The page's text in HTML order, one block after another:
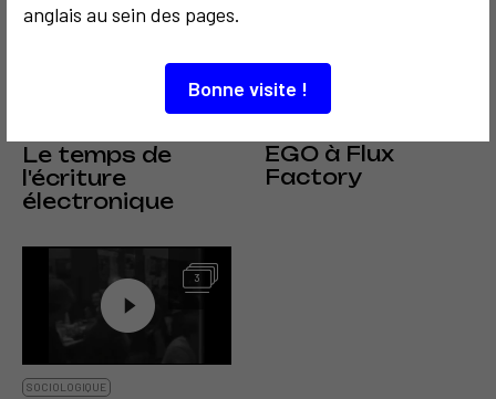
anglais au sein des pages.
Bonne visite !
Le temps de
l'écriture
électronique
EGO à Flux
Factory
3
SOCIOLOGIQUE